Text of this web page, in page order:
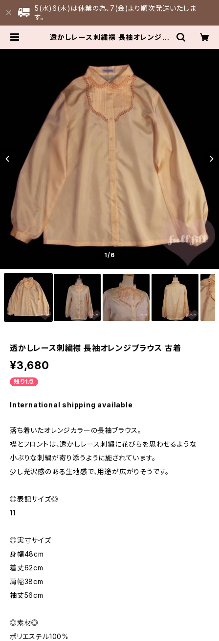
5(水)6(木)は休業の為、7(金)より順次発送いたしま
す。
透かしレース刺繍襟 長袖オレンジブ
1/6
透かしレース刺繍襟 長袖オレンジブラウス 古着
¥3,680
残り1点
International shipping available
落ち着いたオレンジカラーの長袖ブラウス。
襟とフロントは、透かしレース刺繡に花びらを思わせるような
小ぶりな刺繍が寄り添うように施されています。
少し光沢感のある生地感で、用途が広がりそうです。
◎表記サイズ◎
11
◎実寸サイズ
身幅48cm
着丈62cm
肩幅38cm
袖丈56cm
◎素材◎
ポリエステル100%